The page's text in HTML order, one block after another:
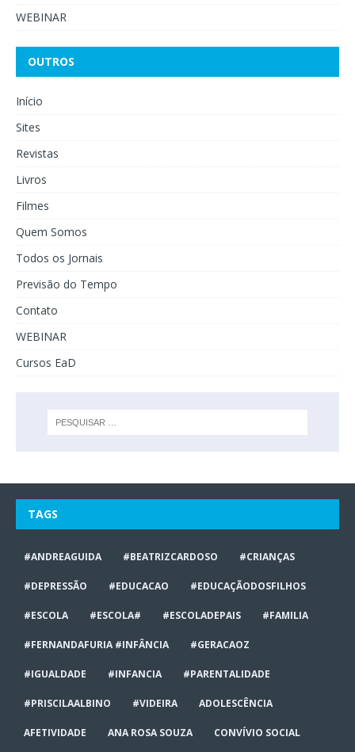
WEBINAR
OUTROS
Início
Sites
Revistas
Livros
Filmes
Quem Somos
Todos os Jornais
Previsão do Tempo
Contato
WEBINAR
Cursos EaD
TAGS
#ANDREAGUIDA #BEATRIZCARDOSO #CRIANÇAS
#DEPRESSÃO #EDUCACAO #EDUCAÇÃODOSFILHOS
#ESCOLA #ESCOLA# #ESCOLADEPAIS #FAMILIA
#FERNANDAFURIA #INFÂNCIA #GERACAOZ
#IGUALDADE #INFANCIA #PARENTALIDADE
#PRISCILAALBINO #VIDEIRA ADOLESCÊNCIA
AFETIVIDADE ANA ROSA SOUZA CONVÍVIO SOCIAL